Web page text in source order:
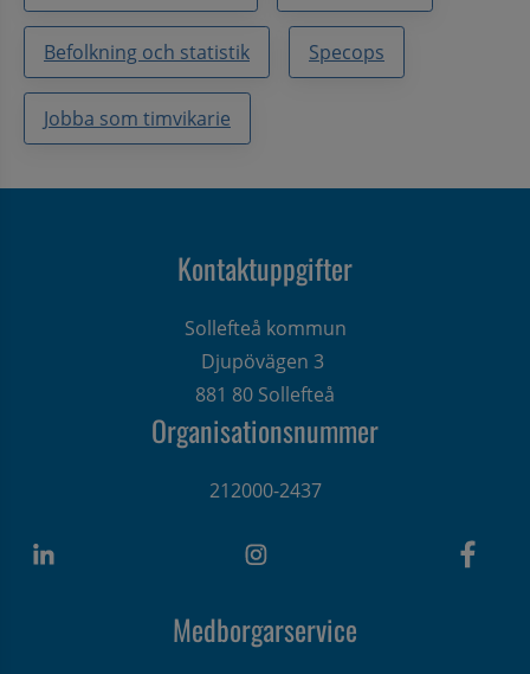
Befolkning och statistik Specops
Jobba som timvikarie
Kontaktuppgifter
Sollefteå kommun
Djupövägen 3
881 80 Sollefteå
Organisationsnummer
212000-2437
Medborgarservice